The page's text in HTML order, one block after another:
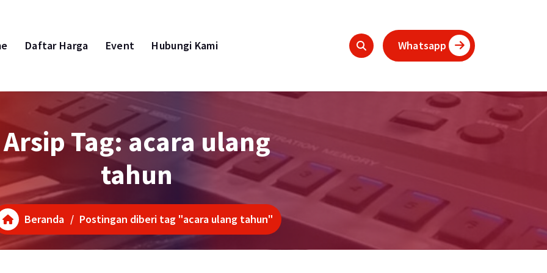
Daftar Harga Event Hubungi Kami Whatsapp
Arsip Tag: acara ulang
tahun
Beranda / Postingan diberi tag "acara ulang tahun"